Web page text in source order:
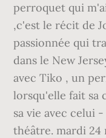
perroquet qui
,c'est le récit de
passionnée qui
dans le New
avec Tiko , un
lorsqu'elle fait sa
sa vie avec celui
théâtre. mardi 24